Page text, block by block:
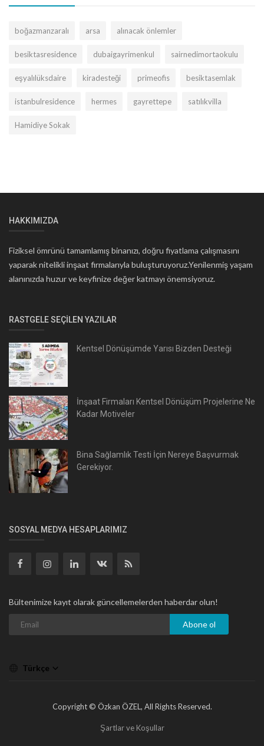
boğazmanzaralı arsa alınacak önlemler
besiktasresidence dubaigayrimenkul sairnedimortaokulu
eşyalılüksdaire kiradesteği primeofis besiktasemlak
istanbulresidence hermes gayrettepe satılıkvilla
Hamidiye Sokak
HAKKIMIZDA
Fiziksel ömrünü tamamlamış binanızı, doğru fiyatlama çalışmasını
yaparak nitelikli inşaat firmalarıyla buluşturuyoruz.Yenilenmiş yaşam
alanınızda huzur ve keyfinize değer katmayı önemsiyoruz.
RASTGELE SEÇILEN YAZILAR
Kentsel Dönüşümde Yarısı Bizden Desteği
İnşaat Firmaları Kentsel Dönüşüm Projelerine Ne
Kadar Motiveler
Bina Sağlamlık Testi İçin Nereye Başvurmak
Gerekiyor.
SOSYAL MEDYA HESAPLARIMIZ
Bültenimize kayıt olarak güncellemelerden haberdar olun!
Abone ol
Türkçe
Copyright © Özkan ÖZEL, All Rights Reserved.
Şartlar ve Koşullar